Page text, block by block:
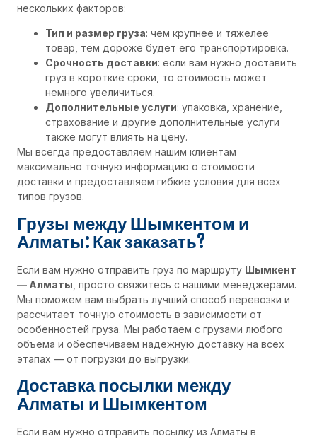
нескольких факторов:
Тип и размер груза: чем крупнее и тяжелее
товар, тем дороже будет его транспортировка.
Срочность доставки: если вам нужно доставить
груз в короткие сроки, то стоимость может
немного увеличиться.
Дополнительные услуги: упаковка, хранение,
страхование и другие дополнительные услуги
также могут влиять на цену.
Мы всегда предоставляем нашим клиентам
максимально точную информацию о стоимости
доставки и предоставляем гибкие условия для всех
типов грузов.
Грузы между Шымкентом и
Алматы: Как заказать?
Если вам нужно отправить груз по маршруту Шымкент
— Алматы , просто свяжитесь с нашими менеджерами.
Мы поможем вам выбрать лучший способ перевозки и
рассчитает точную стоимость в зависимости от
особенностей груза. Мы работаем с грузами любого
объема и обеспечиваем надежную доставку на всех
этапах — от погрузки до выгрузки.
Доставка посылки между
Алматы и Шымкентом
Если вам нужно отправить посылку из Алматы в